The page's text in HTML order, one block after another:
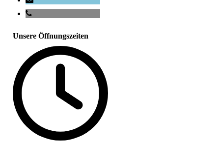
Unsere Öffnungszeiten